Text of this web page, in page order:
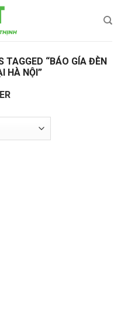
TAGGED “BÁO GÍA ĐÈN
HÀ NỘI”